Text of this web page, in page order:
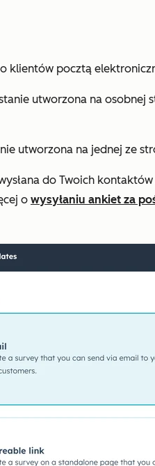
klientów pocztą
utworzona na osobnej
utworzona na jednej ze
do Twoich
o wysyłaniu ankiet za